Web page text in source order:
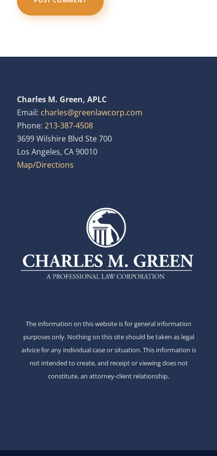
Charles M. Green, APLC
Email: charles@greenlawcorp.com
Phone: 213-387-4508
3699 Wilshire Blvd Ste 700
Los Angeles, CA 90010
Map/Directions
The information on this website is for general information
purposes only. Nothing on this site should be taken as legal
advice for any individual case or situation. This information is
not intended to create, and receipt or viewing does not
constitute, an attorney-client relationship.